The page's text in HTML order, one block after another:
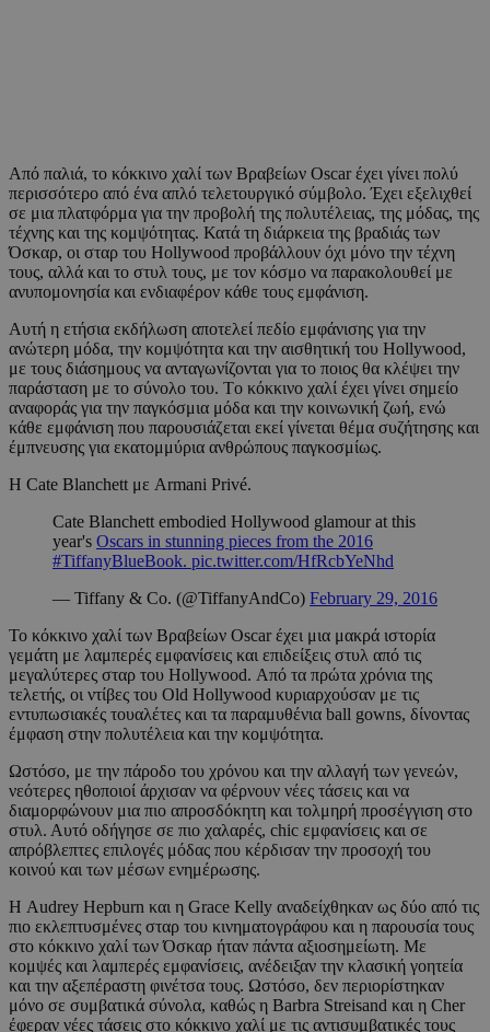
Από παλιά, το κόκκινο χαλί των Βραβείων Oscar έχει γίνει πολύ
περισσότερο από ένα απλό τελετουργικό σύμβολο. Έχει εξελιχθεί
σε μια πλατφόρμα για την προβολή της πολυτέλειας, της μόδας, της
τέχνης και της κομψότητας. Κατά τη διάρκεια της βραδιάς των
Όσκαρ, οι σταρ του Hollywood προβάλλουν όχι μόνο την τέχνη
τους, αλλά και το στυλ τους, με τον κόσμο να παρακολουθεί με
ανυπομονησία και ενδιαφέρον κάθε τους εμφάνιση.
Αυτή η ετήσια εκδήλωση αποτελεί πεδίο εμφάνισης για την
ανώτερη μόδα, την κομψότητα και την αισθητική του Hollywood,
με τους διάσημους να ανταγωνίζονται για το ποιος θα κλέψει την
παράσταση με το σύνολο του. Tο κόκκινο χαλί έχει γίνει σημείο
αναφοράς για την παγκόσμια μόδα και την κοινωνική ζωή, ενώ
κάθε εμφάνιση που παρουσιάζεται εκεί γίνεται θέμα συζήτησης και
έμπνευσης για εκατομμύρια ανθρώπους παγκοσμίως.
Η Cate Blanchett με Armani Privé.
Cate Blanchett embodied Hollywood glamour at this
year's Oscars in stunning pieces from the 2016
#TiffanyBlueBook. pic.twitter.com/HfRcbYeNhd
— Tiffany & Co. (@TiffanyAndCo) February 29, 2016
Το κόκκινο χαλί των Βραβείων Oscar έχει μια μακρά ιστορία
γεμάτη με λαμπερές εμφανίσεις και επιδείξεις στυλ από τις
μεγαλύτερες σταρ του Hollywood. Από τα πρώτα χρόνια της
τελετής, οι ντίβες του Old Hollywood κυριαρχούσαν με τις
εντυπωσιακές τουαλέτες και τα παραμυθένια ball gowns, δίνοντας
έμφαση στην πολυτέλεια και την κομψότητα.
Ωστόσο, με την πάροδο του χρόνου και την αλλαγή των γενεών,
νεότερες ηθοποιοί άρχισαν να φέρνουν νέες τάσεις και να
διαμορφώνουν μια πιο απροσδόκητη και τολμηρή προσέγγιση στο
στυλ. Αυτό οδήγησε σε πιο χαλαρές, chic εμφανίσεις και σε
απρόβλεπτες επιλογές μόδας που κέρδισαν την προσοχή του
κοινού και των μέσων ενημέρωσης.
Η Audrey Hepburn και η Grace Kelly αναδείχθηκαν ως δύο από τις
πιο εκλεπτυσμένες σταρ του κινηματογράφου και η παρουσία τους
στο κόκκινο χαλί των Όσκαρ ήταν πάντα αξιοσημείωτη. Με
κομψές και λαμπερές εμφανίσεις, ανέδειξαν την κλασική γοητεία
και την αξεπέραστη φινέτσα τους. Ωστόσο, δεν περιορίστηκαν
μόνο σε συμβατικά σύνολα, καθώς η Barbra Streisand και η Cher
έφεραν νέες τάσεις στο κόκκινο χαλί με τις αντισυμβατικές τους